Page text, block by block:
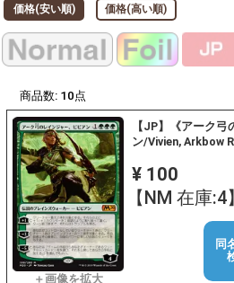
価格(安い順) 価格(高い順)
商品数: 10 点
【JP】《アーク
ン/Vivien, Arkbow
¥ 100
【NM 在庫:4】
同